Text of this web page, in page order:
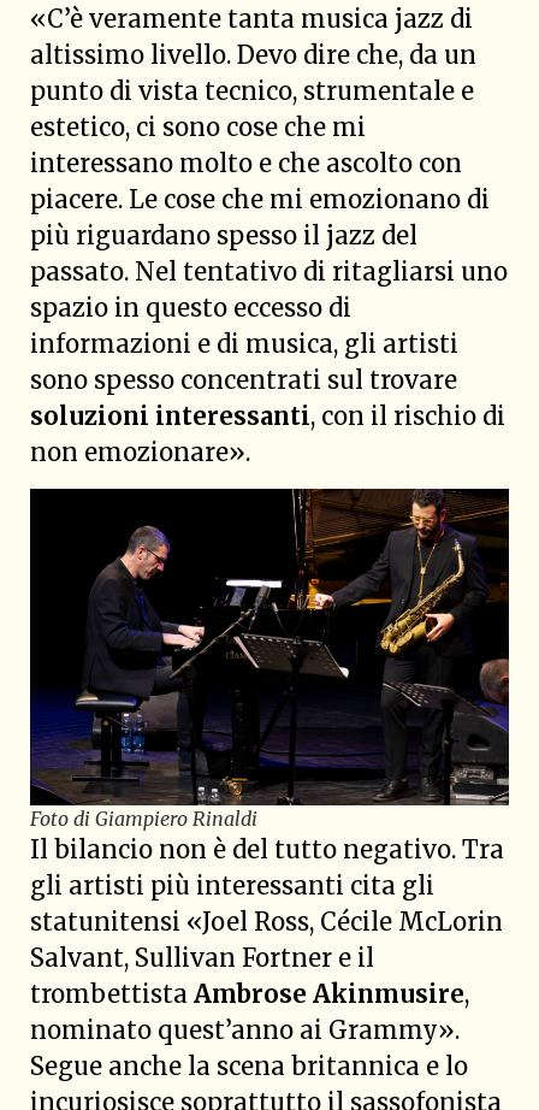
«C’è veramente tanta musica jazz di
altissimo livello. Devo dire che, da un
punto di vista tecnico, strumentale e
estetico, ci sono cose che mi
interessano molto e che ascolto con
piacere. Le cose che mi emozionano di
più riguardano spesso il jazz del
passato. Nel tentativo di ritagliarsi uno
spazio in questo eccesso di
informazioni e di musica, gli artisti
sono spesso concentrati sul trovare
soluzioni interessanti, con il rischio di
non emozionare».
Foto di Giampiero Rinaldi
Il bilancio non è del tutto negativo. Tra
gli artisti più interessanti cita gli
statunitensi «Joel Ross, Cécile McLorin
Salvant, Sullivan Fortner e il
trombettista Ambrose Akinmusire,
nominato quest’anno ai Grammy».
Segue anche la scena britannica e lo
incuriosisce soprattutto il sassofonista